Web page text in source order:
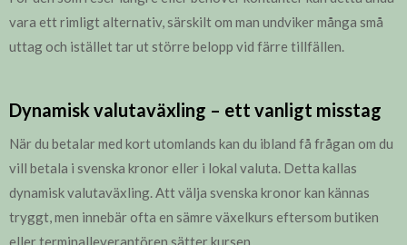
vara ett rimligt alternativ, särskilt om man undviker många små
uttag och istället tar ut större belopp vid färre tillfällen.
Dynamisk valutaväxling – ett vanligt misstag
När du betalar med kort utomlands kan du ibland få frågan om du
vill betala i svenska kronor eller i lokal valuta. Detta kallas
dynamisk valutaväxling. Att välja svenska kronor kan kännas
tryggt, men innebär ofta en sämre växelkurs eftersom butiken
eller terminalleverantören sätter kursen.